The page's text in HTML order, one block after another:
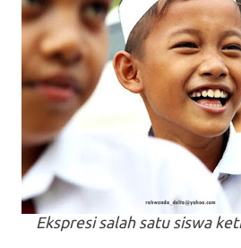
Ekspresi salah satu siswa